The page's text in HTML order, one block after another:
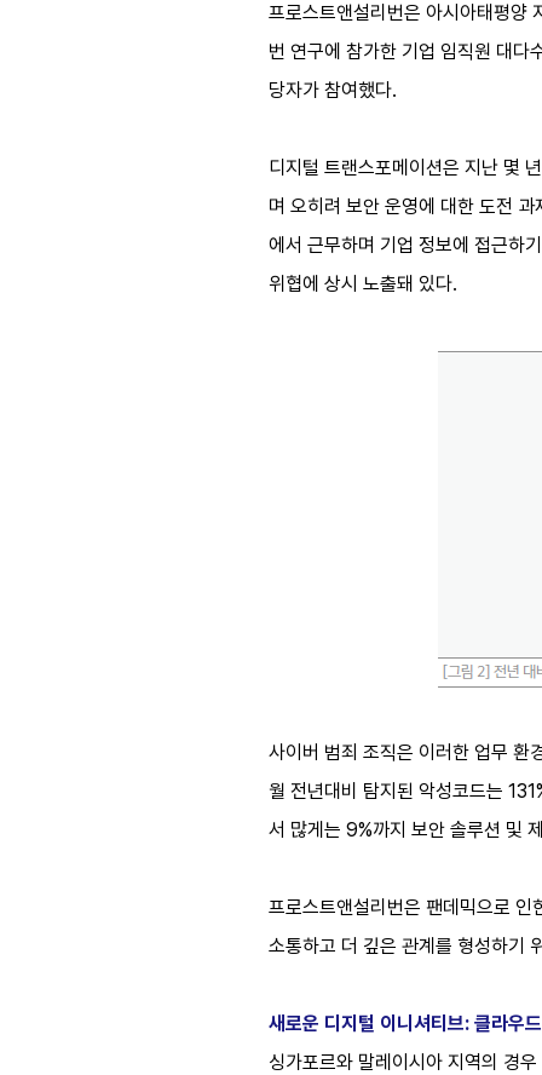
프로스트앤설리번은 아시아태평양
번 연구에 참가한 기업 임직원 대
당자가 참여했다.
디지털 트랜스포메이션은 지난 몇
며 오히려 보안 운영에 대한 도전
에서 근무하며 기업 정보에 접근하
위협에 상시 노출돼 있다.
사이버 범죄 조직은 이러한 업무
월 전년대비 탐지된 악성코드는
서 많게는 9%까지 보안 솔루션 및
프로스트앤설리번은 팬데믹으로
소통하고 더 깊은 관계를 형성하기
새로운 디지털 이니셔티브: 클라우
싱가포르와 말레이시아 지역의 경